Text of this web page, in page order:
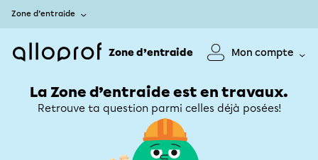
Zone d’entraide
Zone d’entraide Mon compte
La Zone d’entraide est en travaux.
Retrouve ta question parmi celles déjà posées!